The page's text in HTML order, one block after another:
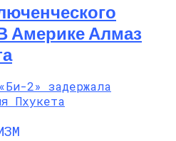
Америке Алмаз